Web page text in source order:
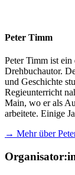
Peter Timm
Peter Timm ist
Drehbuchautor.
und Geschichte
Regieunterricht
Main, wo er als
arbeitete. Einige
→ Mehr über